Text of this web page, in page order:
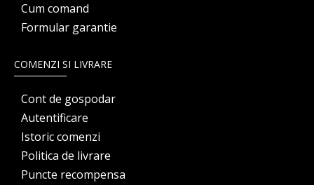
Cum comand
Formular garantie
COMENZI SI LIVRARE
Cont de gospodar
Autentificare
Istoric comenzi
Politica de livrare
Puncte recompensa